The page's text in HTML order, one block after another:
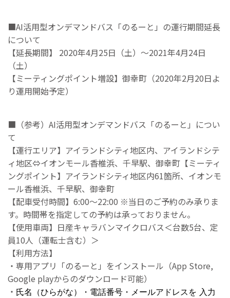
■AI活用型オンデマンドバス「のるーと」の運行期間延長
について
【延長期間】 2020年4月25日（土）～2021年4月24日
（土）
【ミーティングポイント増設】御幸町（2020年2月20日よ
り運用開始予定）
■（参考）AI活用型オンデマンドバス「のるーと」につい
て
【運行エリア】アイランドシティ地区内、アイランドシテ
ィ地区⇔イオンモール香椎浜、千早駅、御幸町【ミーティ
ングポイント】アイランドシティ地区内61箇所、イオンモ
ール香椎浜、千早駅、御幸町
【配車受付時間】6:00～22:00 ※当日のご予約のみ承りま
す。時間帯を指定しての予約は承っておりません。
【使用車両】日産キャラバンマイクロバス＜台数5台、定
員10人（運転士含む）＞
【利用方法】
・専用アプリ「のるーと」をインストール（App Store,
Google playからのダウンロード可能）
・ 氏名（ひらがな）・電話番号・メールアドレスを 入力